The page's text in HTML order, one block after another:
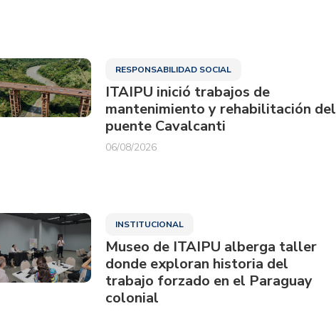
RESPONSABILIDAD SOCIAL
ITAIPU inició trabajos de
mantenimiento y rehabilitación del
puente Cavalcanti
06/08/2026
INSTITUCIONAL
Museo de ITAIPU alberga taller
donde exploran historia del
trabajo forzado en el Paraguay
colonial